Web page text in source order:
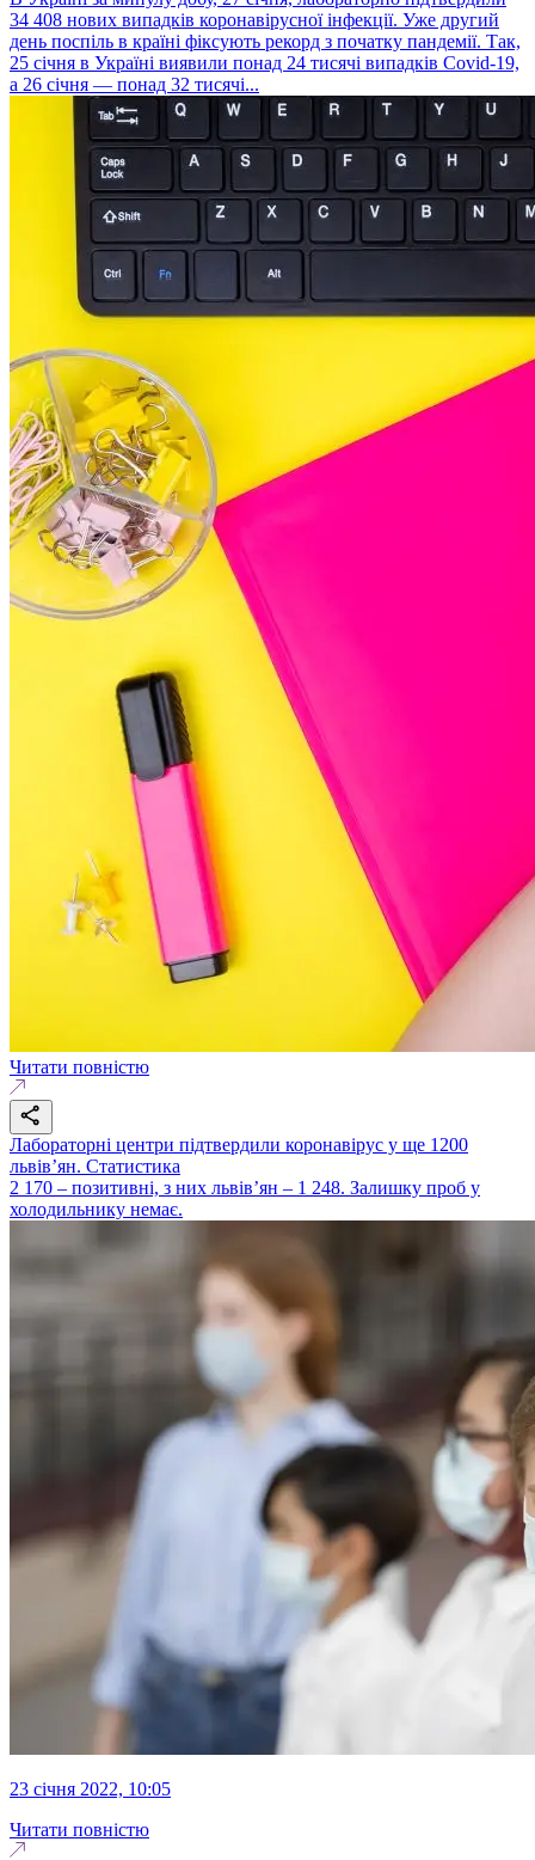
34 408 нових випадків коронавірусної інфекції. Уже другий
день поспіль в країні фіксують рекорд з початку пандемії. Так,
25 січня в Україні виявили понад 24 тисячі випадків Covid-19,
а 26 січня — понад 32 тисячі...
Читати повністю
Лабораторні центри підтвердили коронавірус у ще 1200
львів’ян. Статистика
2 170 – позитивні, з них львів’ян – 1 248. Залишку проб у
холодильнику немає.
23 січня 2022, 10:05
Читати повністю